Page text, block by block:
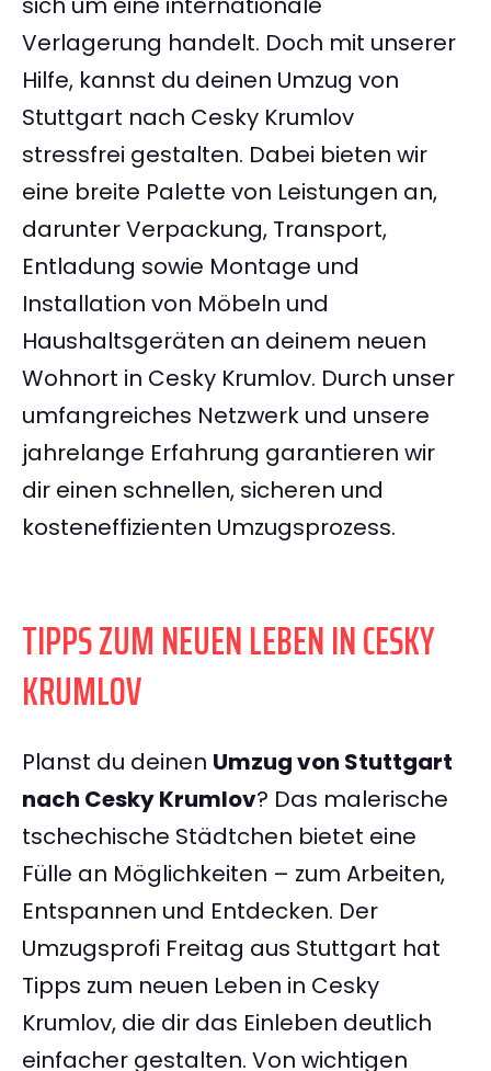
Verlagerung handelt. Doch mit unserer
Hilfe, kannst du deinen Umzug von
Stuttgart nach Cesky Krumlov
stressfrei gestalten. Dabei bieten wir
eine breite Palette von Leistungen an,
darunter Verpackung, Transport,
Entladung sowie Montage und
Installation von Möbeln und
Haushaltsgeräten an deinem neuen
Wohnort in Cesky Krumlov. Durch unser
umfangreiches Netzwerk und unsere
jahrelange Erfahrung garantieren wir
dir einen schnellen, sicheren und
kosteneffizienten Umzugsprozess.
TIPPS ZUM NEUEN LEBEN IN CESKY
KRUMLOV
Planst du deinen Umzug von Stuttgart
nach Cesky Krumlov? Das malerische
tschechische Städtchen bietet eine
Fülle an Möglichkeiten – zum Arbeiten,
Entspannen und Entdecken. Der
Umzugsprofi Freitag aus Stuttgart hat
Tipps zum neuen Leben in Cesky
Krumlov, die dir das Einleben deutlich
einfacher gestalten. Von wichtigen